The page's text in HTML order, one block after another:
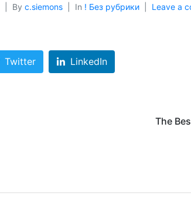
By c.siemons In ! Без рубрики Leave a
Twitter LinkedIn
The